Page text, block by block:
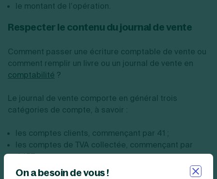
le montant de l’opération.
Respecter le contenu du journal de vente
Comment passer une écriture comptable de vente ou
comment remplir un livre ou un journal de vente en
comptabilité ?
Le journal de vente comporte en général trois
catégories de compte, à savoir :
les comptes clients, commençant par 41 ;
les comptes de TVA collectée, commençant par
4457 ;
les comptes de produits, commençant par 70.
On a besoin de vous !